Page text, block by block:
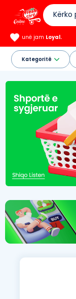
unë jam Loyal.
Kategoritë